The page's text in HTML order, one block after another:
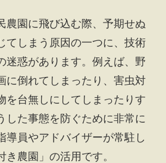
農園に飛び込む際、予期せぬ
てしまう原因の一つに、技術
迷惑があります。例えば、野
に倒れてしまったり、害虫対
を台無しにしてしまったりす
した事態を防ぐために非常に
導員やアドバイザーが常駐し
農園」の活用です。